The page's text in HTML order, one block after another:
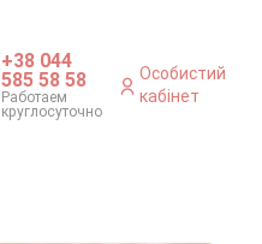
+38 044
585 58 58
Работаем
круглосуточно
Особистий
кабінет